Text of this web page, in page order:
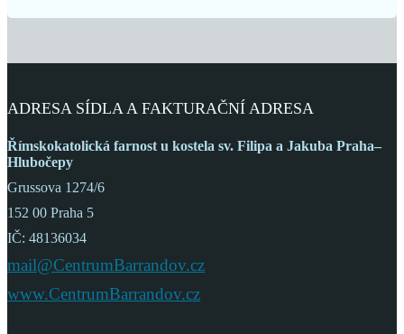
ADRESA SÍDLA A FAKTURAČNÍ ADRESA
Římskokatolická farnost u kostela sv. Filipa a Jakuba Praha–
Hlubočepy
Grussova 1274/6
152 00 Praha 5
IČ: 48136034
mail@CentrumBarrandov.cz
www.CentrumBarrandov.cz